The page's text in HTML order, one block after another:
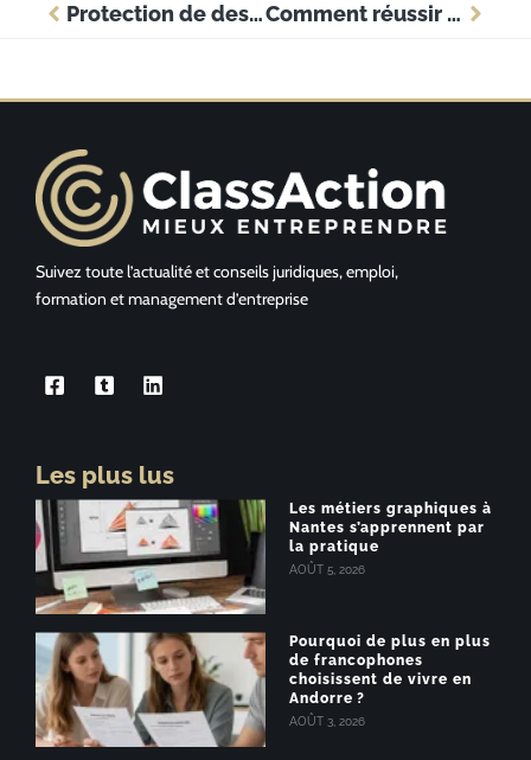
Protection de dessins et modèles : ce que vous devez savoir sur la propriété intellectuelle et les droits de conception Comment réussir la traduction arabe français d’un texte juridique ?
Suivez toute l’actualité et conseils juridiques, emploi,
formation et management d’entreprise
Les plus lus
Les métiers graphiques à
Nantes s’apprennent par
la pratique
AOÛT 5, 2026
Pourquoi de plus en plus
de francophones
choisissent de vivre en
Andorre ?
AOÛT 3, 2026